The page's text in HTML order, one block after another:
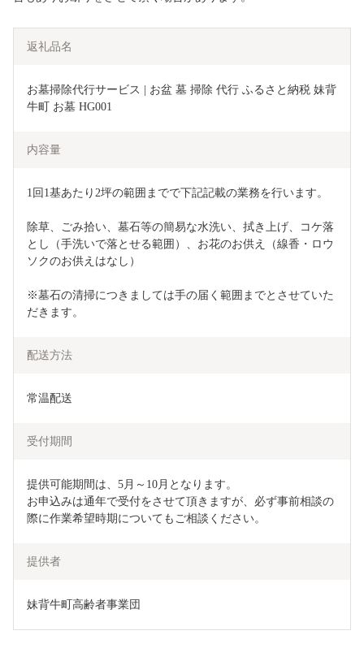
返礼品名
お墓掃除代行サービス | お盆 墓 掃除 代行 ふるさと納税 妹背
牛町 お墓 HG001
内容量
1回1基あたり2坪の範囲までで下記記載の業務を行います。
除草、ごみ拾い、墓石等の簡易な水洗い、拭き上げ、コケ落
とし（手洗いで落とせる範囲）、お花のお供え（線香・ロウ
ソクのお供えはなし）
※墓石の清掃につきましては手の届く範囲までとさせていた
だきます。
配送方法
常温配送
受付期間
提供可能期間は、5月～10月となります。
お申込みは通年で受付をさせて頂きますが、必ず事前相談の
際に作業希望時期についてもご相談ください。
提供者
妹背牛町高齢者事業団